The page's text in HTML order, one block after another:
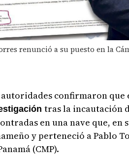
renunció a su puesto en la
autoridades confirmaron
tras la incautación
en una nave que,
y perteneció a Pablo
(CMP).